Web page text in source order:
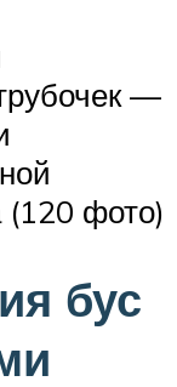
—
фото)
бус